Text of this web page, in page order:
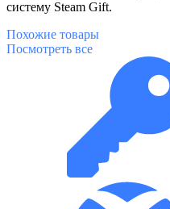
систему Steam Gift.
Похожие товары
Посмотреть все